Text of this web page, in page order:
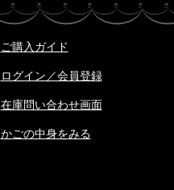
ご購入ガイド
ログイン／会員登録
在庫問い合わせ画面
かごの中身をみる